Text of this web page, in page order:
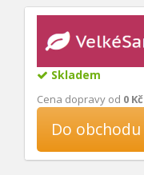
Skladem
Cena dopravy od 0 Kč
Do obchodu